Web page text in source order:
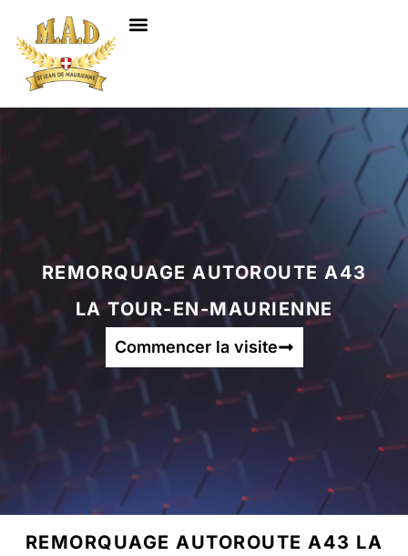
REMORQUAGE AUTOROUTE A43
LA TOUR-EN-MAURIENNE
Commencer la visite
REMORQUAGE AUTOROUTE A43 LA